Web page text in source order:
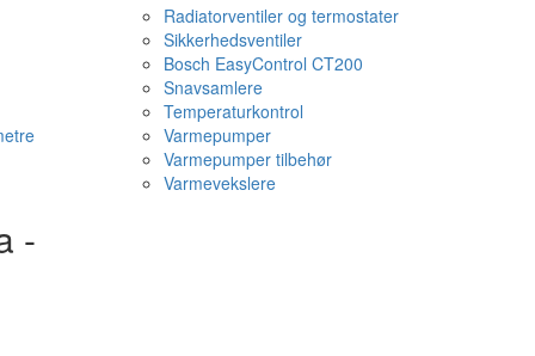
Radiatorventiler og termostater
Sikkerhedsventiler
Bosch EasyControl CT200
Snavsamlere
Temperaturkontrol
Varmepumper
Varmepumper tilbehør
Varmevekslere
-